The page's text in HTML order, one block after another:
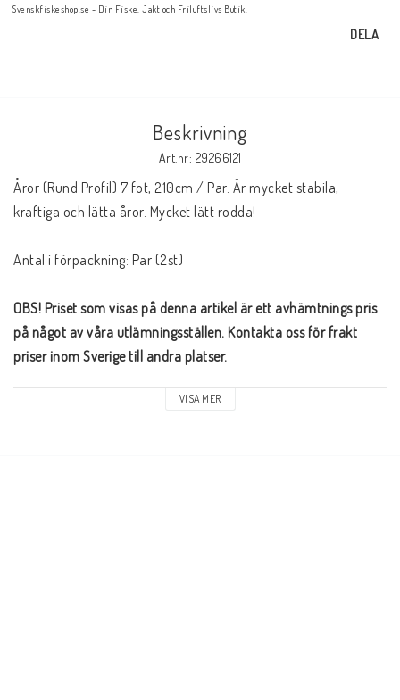
Svenskfiskeshop.se - Din Fiske, Jakt och Friluftslivs Butik.
DELA
Beskrivning
Art.nr: 29266121
Åror (Rund Profil) 7 fot, 210cm / Par. Är mycket stabila,
kraftiga och lätta åror. Mycket lätt rodda!
Antal i förpackning: Par (2st)
OBS! Priset som visas på denna artikel är ett avhämtnings pris
på något av våra utlämningsställen. Kontakta oss för frakt
priser inom Sverige till andra platser.
VISA MER